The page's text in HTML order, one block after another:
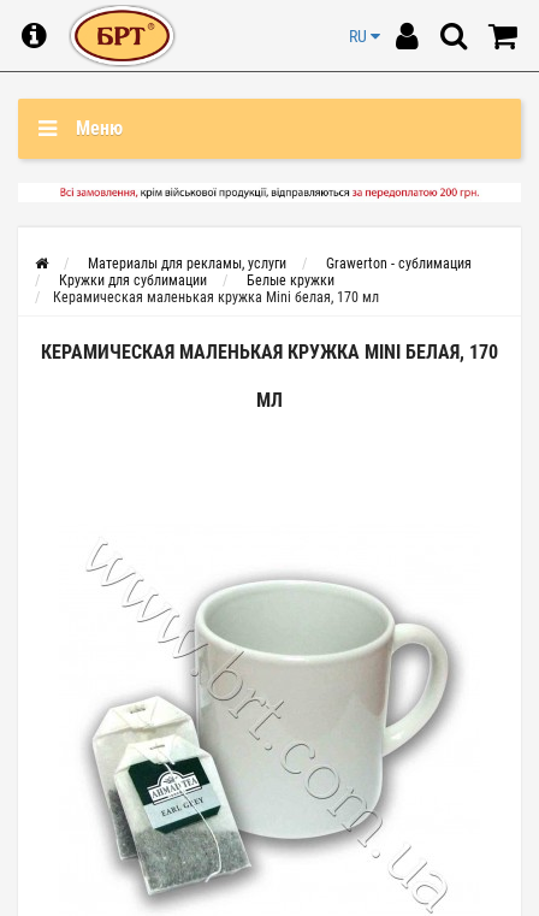
RU
Меню
Материалы для рекламы, услуги
Grawerton - сублимация
Кружки для сублимации
Белые кружки
Керамическая маленькая кружка Mini белая, 170 мл
КЕРАМИЧЕСКАЯ МАЛЕНЬКАЯ КРУЖКА MINI БЕЛАЯ, 170
МЛ